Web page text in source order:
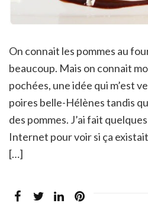
On connait les pommes au
beaucoup. Mais on connait
pochées, une idée qui m’est
poires belle-Hélènes tandis
des pommes. J’ai fait
Internet pour voir si ça
[…]